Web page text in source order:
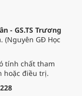
- GS.TS Trương
(Nguyên GĐ Học
tính chất tham
hoặc điều trị.